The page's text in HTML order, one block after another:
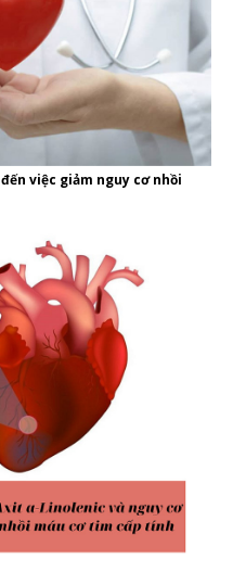
việc giảm nguy cơ nhồi